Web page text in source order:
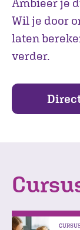
Wil je door
laten
verder.